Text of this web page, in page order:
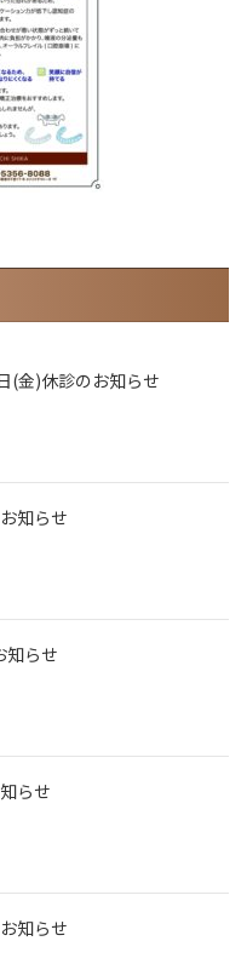
(金)休診のお知らせ
知らせ
知らせ
らせ
知らせ